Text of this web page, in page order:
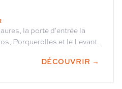
la porte d'entrée la
Porquerolles et le Levant.
DÉCOUVRIR →